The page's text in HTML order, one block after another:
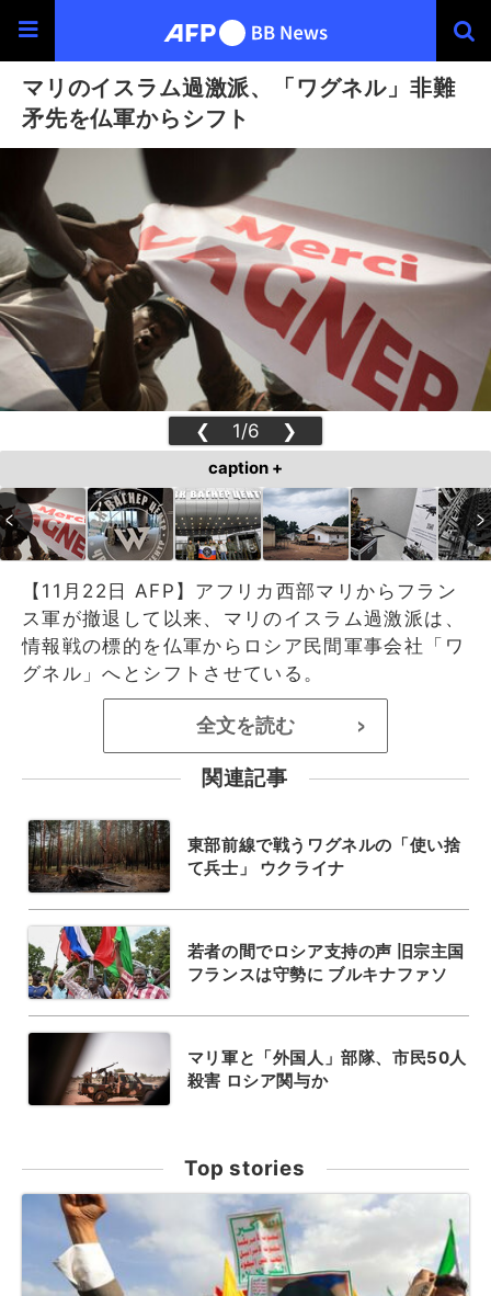
マリのイスラム過激派、「ワグネル」非難
矛先を仏軍からシフト
❮ 1/6 ❯
caption +
【11月22日 AFP】アフリカ西部マリからフラン
ス軍が撤退して以来、マリのイスラム過激派は、
情報戦の標的を仏軍からロシア民間軍事会社「ワ
グネル」へとシフトさせている。
全文を読む >
関連記事
東部前線で戦うワグネルの「使い捨
て兵士」 ウクライナ
若者の間でロシア支持の声 旧宗主国
フランスは守勢に ブルキナファソ
マリ軍と「外国人」部隊、市民50人
殺害 ロシア関与か
Top stories